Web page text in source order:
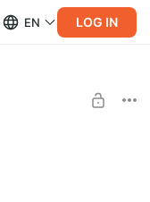
EN LOG IN